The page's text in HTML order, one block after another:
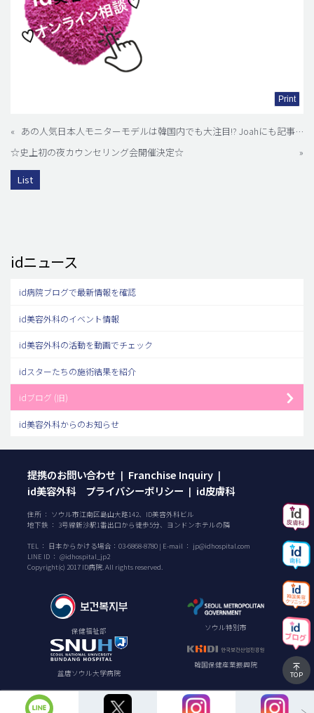
Print
«
あの人気日本人モニターモデルは韓国内でも大注目!? Joahにも記事が紹介されました♡
☆史上初の夜カウンセリング会開催決定☆
»
List
idニュース
id病院ブログで最新情報を確認
id美容外科のイベント情報
id美容外科の活動を動画でチェック
idスターたちの施術結果を紹介
idブログ (旧)
id美容外科からのお知らせ
提携のお問い合わせ | Franchise Inquiry |
id美容外科 プライバシーポリシー | id皮膚科
住所 ： ソウル市江南区島山大路142、ID美容外科ビル
地下鉄 ： 3号線新沙駅1番出口から徒歩5分、ヨンドンホテルの隣
TEL ： 日本からかける場合： 03-6868-8780 | E-mail ： jp@idhospital.com
LINE ID ： @idhospital_jp2
Copyright(c) 2017 ID病院. All rights reserved.
保健福祉部 ソウル特別市
盆唐ソウル大学病院
韓国保健産業振興院
TOP